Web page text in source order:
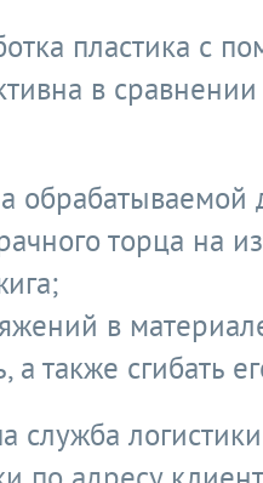
пластика с
в
обрабатываемой
торца на
в
а также сгибать
служба